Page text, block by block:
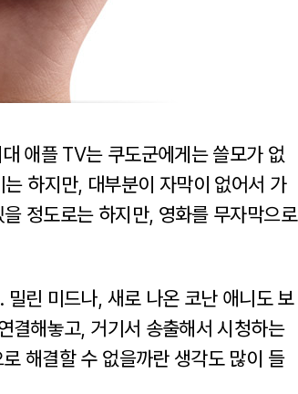
애플 TV는 쿠도군에게는 쓸모가 없
하지만, 대부분이 자막이 없어서 가
정도로는 하지만, 영화를 무자막으로
린 미드나, 새로 나온 코난 애니도 보
결해놓고, 거기서 송출해서 시청하는
해결할 수 없을까란 생각도 많이 들